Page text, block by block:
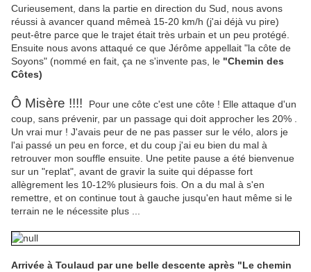
Curieusement, dans la partie en direction du Sud, nous avons
réussi à avancer quand mêmeà 15-20 km/h (j'ai déjà vu pire)
peut-être parce que le trajet était très urbain et un peu protégé.
Ensuite nous avons attaqué ce que Jérôme appellait "la côte de
Soyons" (nommé en fait, ça ne s'invente pas, le "Chemin des
Côtes)
Ô Misère !!!!
Pour une côte c'est une côte ! Elle attaque d'un
coup, sans prévenir, par un passage qui doit approcher les 20% .
Un vrai mur ! J'avais peur de ne pas passer sur le vélo, alors je
l'ai passé un peu en force, et du coup j'ai eu bien du mal à
retrouver mon souffle ensuite. Une petite pause a été bienvenue
sur un "replat", avant de gravir la suite qui dépasse fort
allègrement les 10-12% plusieurs fois. On a du mal à s'en
remettre, et on continue tout à gauche jusqu'en haut même si le
terrain ne le nécessite plus ...
Arrivée à Toulaud par une belle descente après "Le chemin